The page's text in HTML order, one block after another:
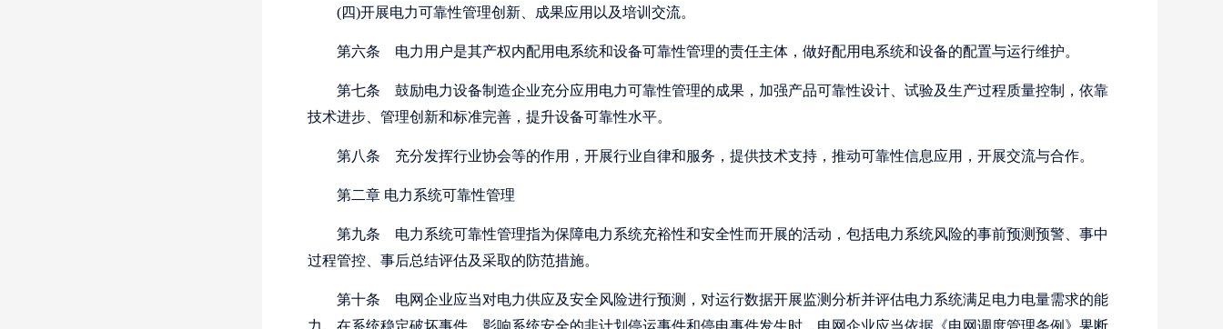
(四)开展电力可靠性管理创新、成果应用以及培训交流。
第六条 电力用户是其产权内配用电系统和设备可靠性管理的责任主体，做好配用电系统和设备的配置与运行维护。
第七条 鼓励电力设备制造企业充分应用电力可靠性管理的成果，加强产品可靠性设计、试验及生产过程质量控制，依靠
技术进步、管理创新和标准完善，提升设备可靠性水平。
第八条 充分发挥行业协会等的作用，开展行业自律和服务，提供技术支持，推动可靠性信息应用，开展交流与合作。
第二章 电力系统可靠性管理
第九条 电力系统可靠性管理指为保障电力系统充裕性和安全性而开展的活动，包括电力系统风险的事前预测预警、事中
过程管控、事后总结评估及采取的防范措施。
第十条 电网企业应当对电力供应及安全风险进行预测，对运行数据开展监测分析并评估电力系统满足电力电量需求的能
力。在系统稳定破坏事件、影响系统安全的非计划停运事件和停电事件发生时，电网企业应当依据《电网调度管理条例》果断